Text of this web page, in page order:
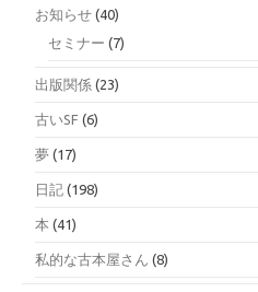
お知らせ (40)
セミナー (7)
出版関係 (23)
古いSF (6)
夢 (17)
日記 (198)
本 (41)
私的な古本屋さん (8)